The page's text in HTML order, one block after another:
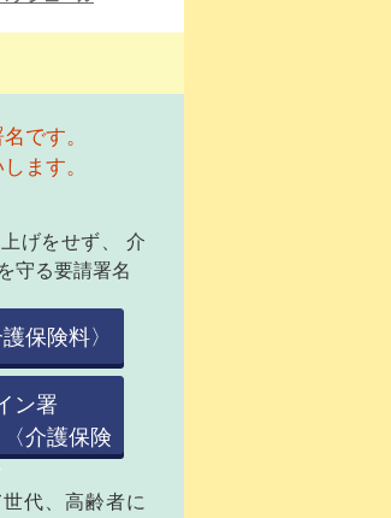
です。
ます。
げをせず、 介
守る要請署名
保険料〉
ン署
保険
代、高齢者に